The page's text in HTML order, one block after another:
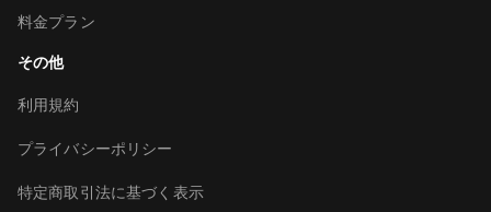
料金プラン
その他
利用規約
プライバシーポリシー
特定商取引法に基づく表示